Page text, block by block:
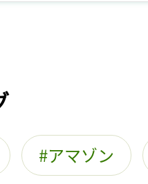
アマゾン